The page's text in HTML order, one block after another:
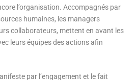
l’organisation. Accompagnés par
humaines, les managers
collaborateurs, mettent en avant les
leurs équipes des actions afin
par l’engagement et le fait